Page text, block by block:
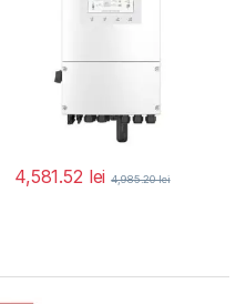
4,581.52 lei 4,985.20lei